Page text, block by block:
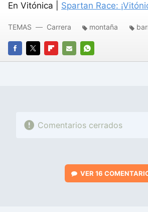
En Vitónica | Spartan Race:
FACEBOOK
TWITTERFLIPBOARD
E-
WHATSAPP
TEMAS Carrera montaña
Comentarios cerrados
VER 16